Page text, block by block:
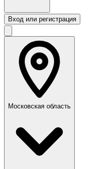
Вход или регистрация
Московская область